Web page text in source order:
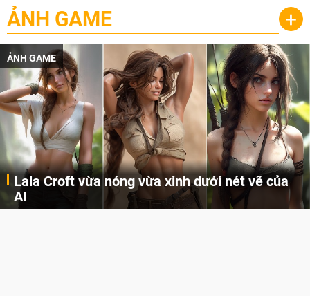
ẢNH GAME +
ẢNH GAME
Lala Croft vừa nóng vừa xinh dưới nét vẽ của
AI